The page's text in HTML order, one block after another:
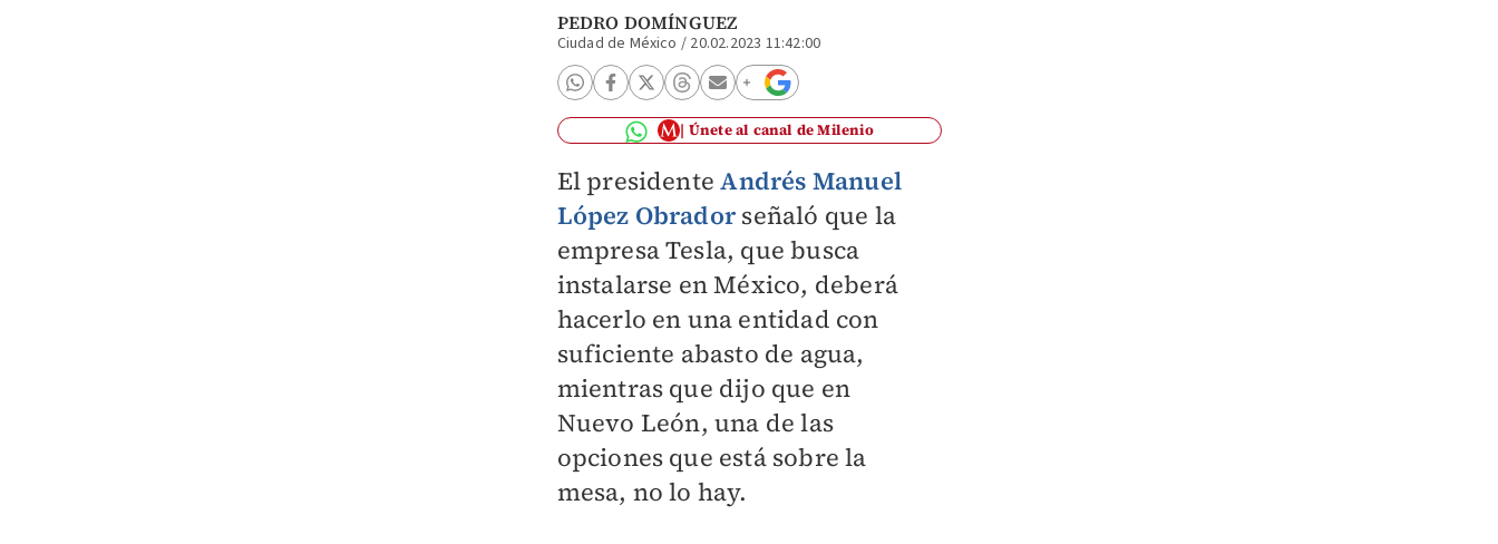
PEDRO DOMÍNGUEZ
Ciudad de México / 20.02.2023 11:42:00
Únete al canal de Milenio
El presidenteAndrés Manuel
López Obradorseñaló que la
empresa Tesla, que busca
instalarse en México, deberá
hacerlo en una entidad con
suficiente abasto de agua,
mientras que dijo que en
Nuevo León, una de las
opciones que está sobre la
mesa, no lo hay.